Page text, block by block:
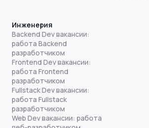
Инженерия
Backend Dev вакансии:
работа Backend
разработчиком
Frontend Dev вакансии:
работа Frontend
разработчиком
Fullstack Dev вакансии:
работа Fullstack
разработчиком
Web Dev вакансии: работа